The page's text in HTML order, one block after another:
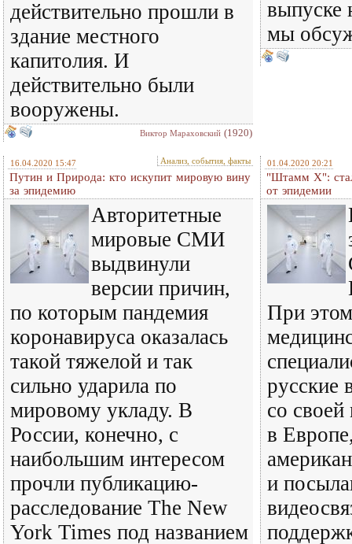
действительно прошли в
здание местного
капитолия. И
действительно были
вооружены.
Виктор Мараховский (1920)
выпуске
мы
16.04.2020 15:47 Анализ, события, факты
Путин и Природа: кто искупит мировую вину
за эпидемию
Авторитетные
мировые СМИ
выдвинули
версии причин,
по которым пандемия
коронавируса оказалась
такой тяжелой и так
сильно ударила по
мировому укладу. В
России, конечно, с
наибольшим интересом
прочли публикацию-
расследование The New
York Times под названием
01.04.2020 20:21
"Штамм X":
от эпидемии
При
русские
со
в
и